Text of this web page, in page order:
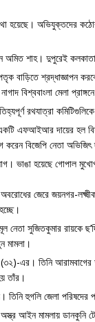
হয়েছে। অভিযুক্তদের
অমিত শাহ। দুপুরেই
বাড়িতে শ্রদ্ধাজ্ঞাপন
বিশ্ববাংলা মেলা
রথযাত্রা
এফআইআর দায়ের হল
বিজেপি নেতা অভিজিৎ
ভাঙা হয়েছে গোপাল
জেরে জয়নগর-
সুজিতকুমার রায়কে
মামলা।
এর। তিনি আরামবাগের
তাঁর।
তিনি হুগলি জেলা
আইন মামলায় ডানকুনি